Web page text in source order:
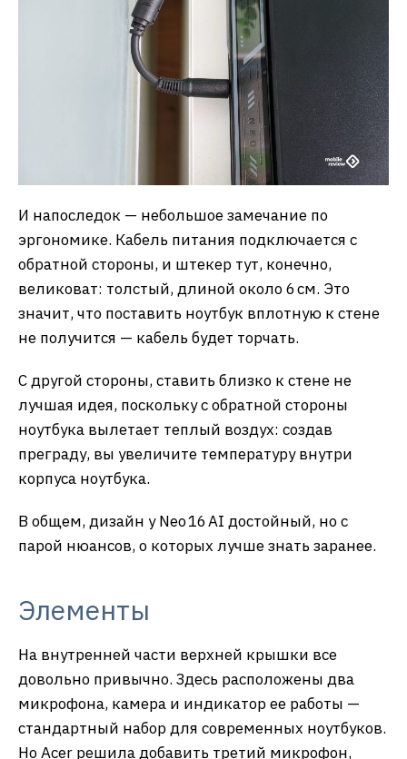
И напоследок — небольшое замечание по
эргономике. Кабель питания подключается с
обратной стороны, и штекер тут, конечно,
великоват: толстый, длиной около 6 см. Это
значит, что поставить ноутбук вплотную к стене
не получится — кабель будет торчать.
С другой стороны, ставить близко к стене не
лучшая идея, поскольку с обратной стороны
ноутбука вылетает теплый воздух: создав
преграду, вы увеличите температуру внутри
корпуса ноутбука.
В общем, дизайн у Neo 16 AI достойный, но с
парой нюансов, о которых лучше знать заранее.
Элементы
На внутренней части верхней крышки все
довольно привычно. Здесь расположены два
микрофона, камера и индикатор ее работы —
стандартный набор для современных ноутбуков.
Но Acer решила добавить третий микрофон,